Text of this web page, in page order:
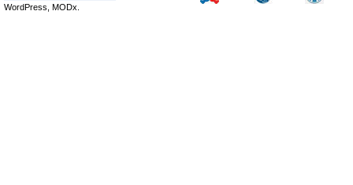
WordPress, MODx.